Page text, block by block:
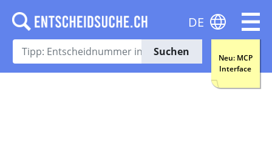
Suchen
Neu: MCP
Interface
DE